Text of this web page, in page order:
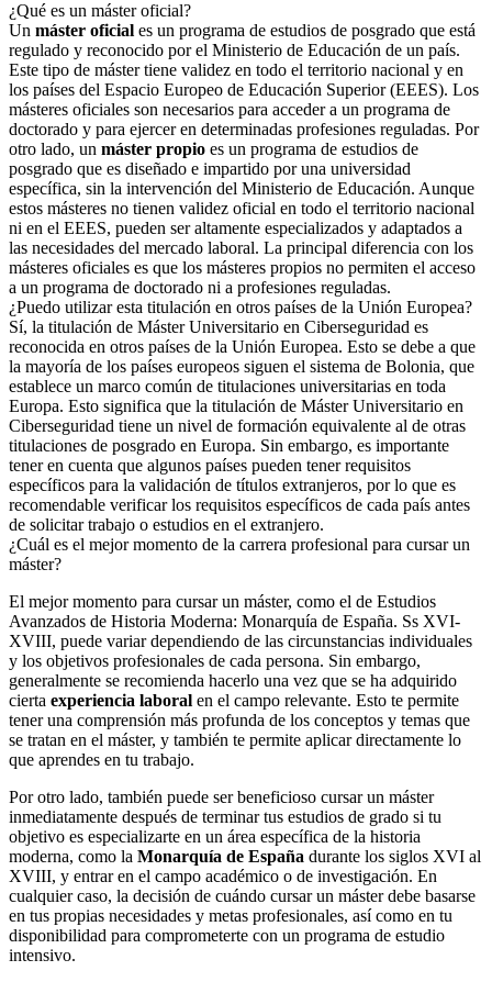
¿Qué es un máster oficial?
Un máster oficial es un programa de estudios de posgrado que está
regulado y reconocido por el Ministerio de Educación de un país.
Este tipo de máster tiene validez en todo el territorio nacional y en
los países del Espacio Europeo de Educación Superior (EEES). Los
másteres oficiales son necesarios para acceder a un programa de
doctorado y para ejercer en determinadas profesiones reguladas. Por
otro lado, un máster propio es un programa de estudios de
posgrado que es diseñado e impartido por una universidad
específica, sin la intervención del Ministerio de Educación. Aunque
estos másteres no tienen validez oficial en todo el territorio nacional
ni en el EEES, pueden ser altamente especializados y adaptados a
las necesidades del mercado laboral. La principal diferencia con los
másteres oficiales es que los másteres propios no permiten el acceso
a un programa de doctorado ni a profesiones reguladas.
¿Puedo utilizar esta titulación en otros países de la Unión Europea?
Sí, la titulación de Máster Universitario en Ciberseguridad es
reconocida en otros países de la Unión Europea. Esto se debe a que
la mayoría de los países europeos siguen el sistema de Bolonia, que
establece un marco común de titulaciones universitarias en toda
Europa. Esto significa que la titulación de Máster Universitario en
Ciberseguridad tiene un nivel de formación equivalente al de otras
titulaciones de posgrado en Europa. Sin embargo, es importante
tener en cuenta que algunos países pueden tener requisitos
específicos para la validación de títulos extranjeros, por lo que es
recomendable verificar los requisitos específicos de cada país antes
de solicitar trabajo o estudios en el extranjero.
¿Cuál es el mejor momento de la carrera profesional para cursar un
máster?
El mejor momento para cursar un máster, como el de Estudios
Avanzados de Historia Moderna: Monarquía de España. Ss XVI-
XVIII, puede variar dependiendo de las circunstancias individuales
y los objetivos profesionales de cada persona. Sin embargo,
generalmente se recomienda hacerlo una vez que se ha adquirido
cierta experiencia laboral en el campo relevante. Esto te permite
tener una comprensión más profunda de los conceptos y temas que
se tratan en el máster, y también te permite aplicar directamente lo
que aprendes en tu trabajo.
Por otro lado, también puede ser beneficioso cursar un máster
inmediatamente después de terminar tus estudios de grado si tu
objetivo es especializarte en un área específica de la historia
moderna, como la Monarquía de España durante los siglos XVI al
XVIII, y entrar en el campo académico o de investigación. En
cualquier caso, la decisión de cuándo cursar un máster debe basarse
en tus propias necesidades y metas profesionales, así como en tu
disponibilidad para comprometerte con un programa de estudio
intensivo.